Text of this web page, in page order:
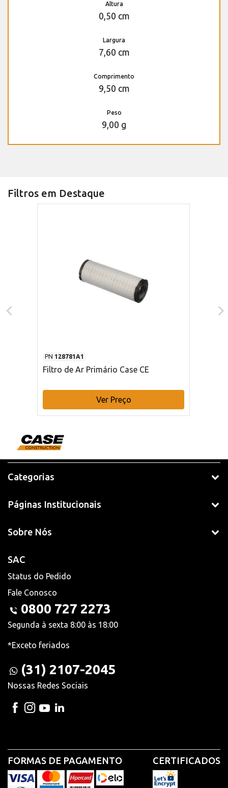
Altura
0,50 cm
Largura
7,60 cm
Comprimento
9,50 cm
Peso
9,00 g
Filtros em Destaque
PN 128781A1
Filtro de Ar Primário Case CE
Ver Preço
Categorias
Páginas Institucionais
Sobre Nós
SAC
Status do Pedido
Fale Conosco
0800 727 2273
Segunda à sexta 8:00 às 18:00
*Exceto feriados
(31) 2107-2045
Nossas Redes Sociais
FORMAS DE PAGAMENTO CERTIFICADOS